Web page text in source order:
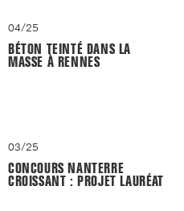
04/25
BÉTON TEINTÉ DANS LA
MASSE À RENNES
03/25
CONCOURS NANTERRE
CROISSANT : PROJET LAURÉAT